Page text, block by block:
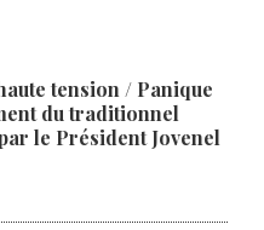
tension / Panique
du traditionnel
le Président Jovenel